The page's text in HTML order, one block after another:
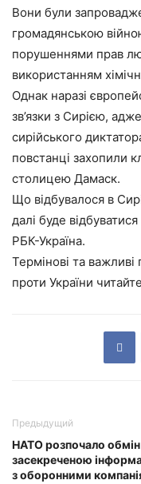
Вони були
громадянською
порушеннями прав
використанням
Однак наразі
зв’язки з Сирією,
сирійського
повстанці захопили
столицею Дамаск.
Що відбувалося в
далі буде
РБК-Україна.
Термінові та важливі
проти України
Предыдущий
НАТО розпочало обмін
засекреченою
з оборонними